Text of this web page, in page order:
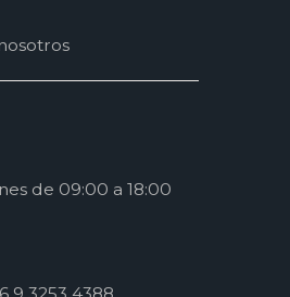
de 09:00 a 18:00